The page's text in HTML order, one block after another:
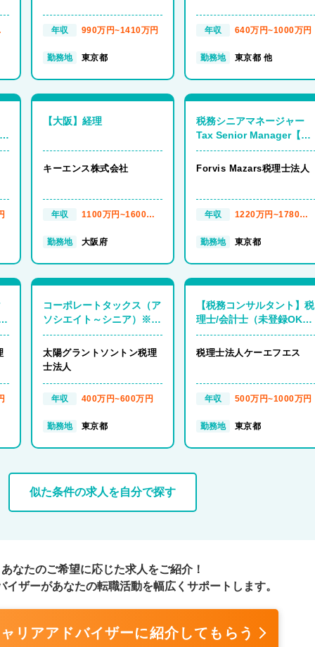
年収 990万円~1410万円
勤務地 東京都
年収 640万円~1000万円
勤務地 東京都 他
【大阪】経理
キーエンス株式会社
年収
1100万円~1600万
勤務地
大阪府
税務シニアマネージャー
Tax Senior Manager【東
京都】
Forvis Mazars税理士法人
年収
1220万円~1780万
勤務地
東京都
コーポレートタックス（ア
ソシエイト～シニア）※フ
ルリモート/フルフレック
ス※
太陽グラントソントン税理
士法人
年収 400万円~600万円
勤務地 東京都
【税務コンサルタント】税
理士/会計士（未登録OK！
時差出勤、在宅勤務可！幅
広い事業展開！）【東京
税理士法人ケーエフエス
年収 500万円~1000万円
勤務地 東京都
似た条件の求人を自分で探す
あなたのご希望に応じた求人をご紹介！
イザーがあなたの転職活動を幅広くサポートします。
リアアドバイザーに紹介してもらう